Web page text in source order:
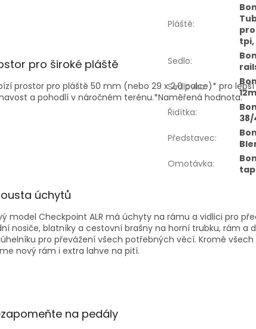
pro široké pláště
prostor pro pláště 50 mm (nebo 29 x 2,0 palce)* pro lepší
a pohodlí v náročném terénu.*Naměřená hodnota.
úchytů
model Checkpoint ALR má úchyty na rámu a vidlici pro
nosiče, blatníky a cestovní brašny na horní trubku, rám a
pro převážení všech potřebných věcí. Kromě všech
nový rám i extra lahve na pití.
na pedály
Pláště:
tpi,
Sedlo:
Sedlovka:
Řidítka:
Představec:
Omotávka: